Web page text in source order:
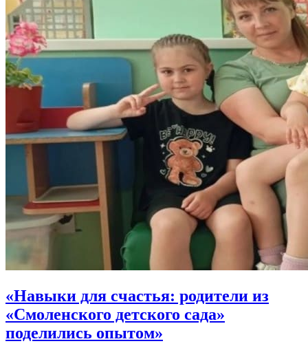
«Навыки для счастья: родители из
«Смоленского детского сада»
поделились опытом»